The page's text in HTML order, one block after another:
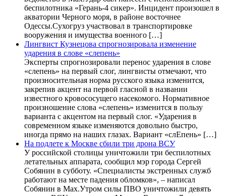
беспилотника «Герань-4 сикер». Инцидент произошел в
акватории Черного моря, в районе восточнее
Одессы.Сухогруз участвовал в транспортировке
вооружения и имущества военного […]
Лингвист Кузнецова спрогнозировала изменение
ударения в слове «слепень»
Эксперты спрогнозировали перенос ударения в слове
«слепень» на первый слог, лингвисты отмечают, что
произносительная норма русского языка изменится,
закрепив акцент на первой гласной в названии
известного кровососущего насекомого. Нормативное
произношение слова «слепень» изменится в пользу
варианта с акцентом на первый слог. «Ударения в
современном языке изменяются довольно быстро,
иногда прямо на наших глазах. Вариант «слЕпень» […]
На подлете к Москве сбили три дрона ВСУ
У российской столицы уничтожили три беспилотных
летательных аппарата, сообщил мэр города Сергей
Собянин в субботу. «Специалисты экстренных служб
работают на месте падения обломков», – написал
Собянин в Max.Утром силы ПВО уничтожили девять